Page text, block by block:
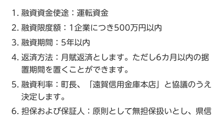
融資資金使途：運転資金
融資限度額：1企業につき500万円以内
融資期間：5年以内
返済方法：月賦返済とします。ただし6カ月以内の据
置期間を置くことができます。
融資利率：町長、「遠賀信用金庫本店」と協議のうえ
決定します。
担保および保証人：原則として無担保扱いとし、県信